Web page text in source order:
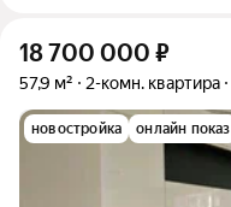
18 700 000 ₽
57,9 м² 2-комн. квартира
новостройка онлайн показ